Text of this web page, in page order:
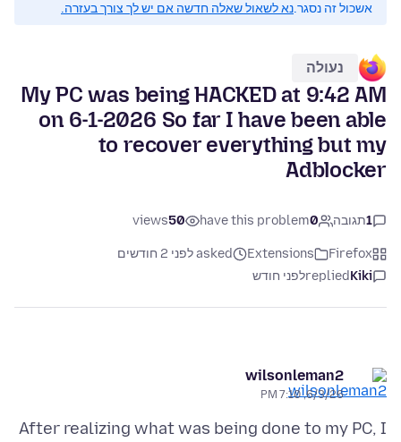
אשכול זה נסגר.נא לשאול שאלה חדשה אם יש לך צורך בעזרה.
נעולה
My PC was being HACKED at 9:42 AM
on 6-1-2026 So far I have been able
to recover everything but my
Adblocker
1תגובה 0
have this problem
50
views
Firefox
Extensions
asked לפני 2 חודשים
Kiki
repliedלפני חודש
wilsonleman2
6/3/26, 7:10 PM
After realizing what was being done to my PC, I